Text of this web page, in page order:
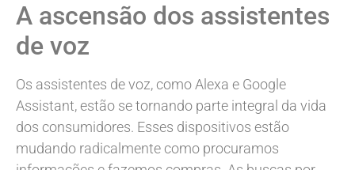
A ascensão dos assistentes
de voz
Os assistentes de voz, como Alexa e Google
Assistant, estão se tornando parte integral da vida
dos consumidores. Esses dispositivos estão
mudando radicalmente como procuramos